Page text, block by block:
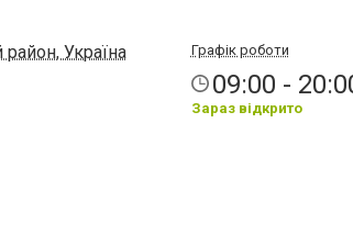
Україна Графік роботи
09:00 -
Зараз відкрито